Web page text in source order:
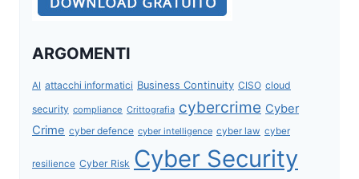
ARGOMENTI
AI attacchi informatici Business Continuity CISO cloud
security compliance Crittografia cybercrime Cyber
Crime cyber defence cyber intelligence cyber law cyber
resilience Cyber Risk Cyber Security